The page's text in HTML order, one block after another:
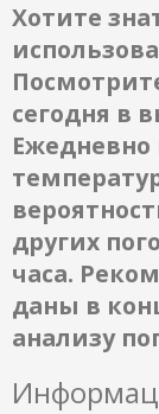
Хотите
сегодня в
Ежедневно
других
часа.
даны в
анализу